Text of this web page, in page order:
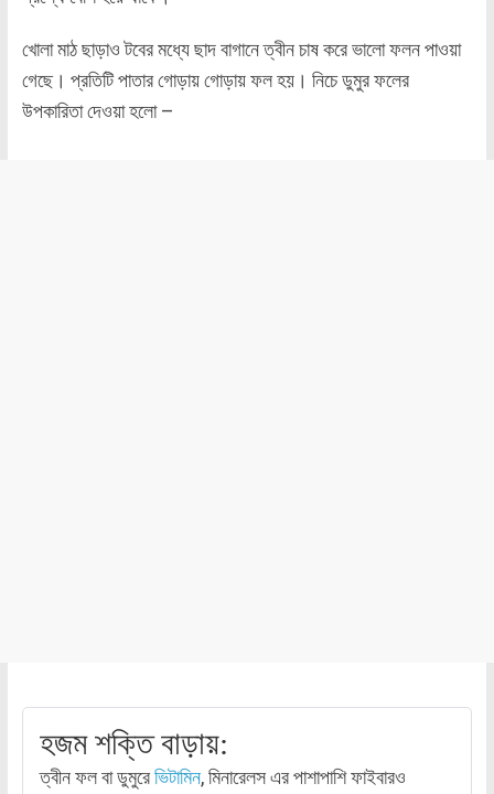
খোলা মাঠ ছাড়াও টবের মধ্যে ছাদ বাগানে ত্বীন চাষ করে ভালো ফলন পাওয়া
গেছে। প্রতিটি পাতার গোড়ায় গোড়ায় ফল হয়। নিচে ডুমুর ফলের
উপকারিতা দেওয়া হলো –
হজম শক্তি বাড়ায়:
ত্বীন ফল বা ডুমুরেভিটামিন, মিনারেলস এর পাশাপাশি ফাইবারও